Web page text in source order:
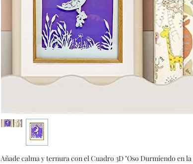
Añade calma y ternura con el Cuadro 3D "Oso Durmiendo en la